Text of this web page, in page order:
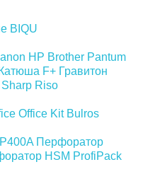
BIQU
HP Brother Pantum
Катюша F+ Гравитон
Sharp Riso
Office Kit Bulros
Перфоратор
HSM ProfiPack